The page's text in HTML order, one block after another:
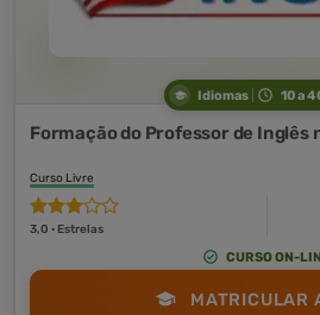
Idiomas 10 a
Formação do Professor de Inglês
Curso Livre
3,0 · Estrelas
CURSO ON-
MATRICULAR